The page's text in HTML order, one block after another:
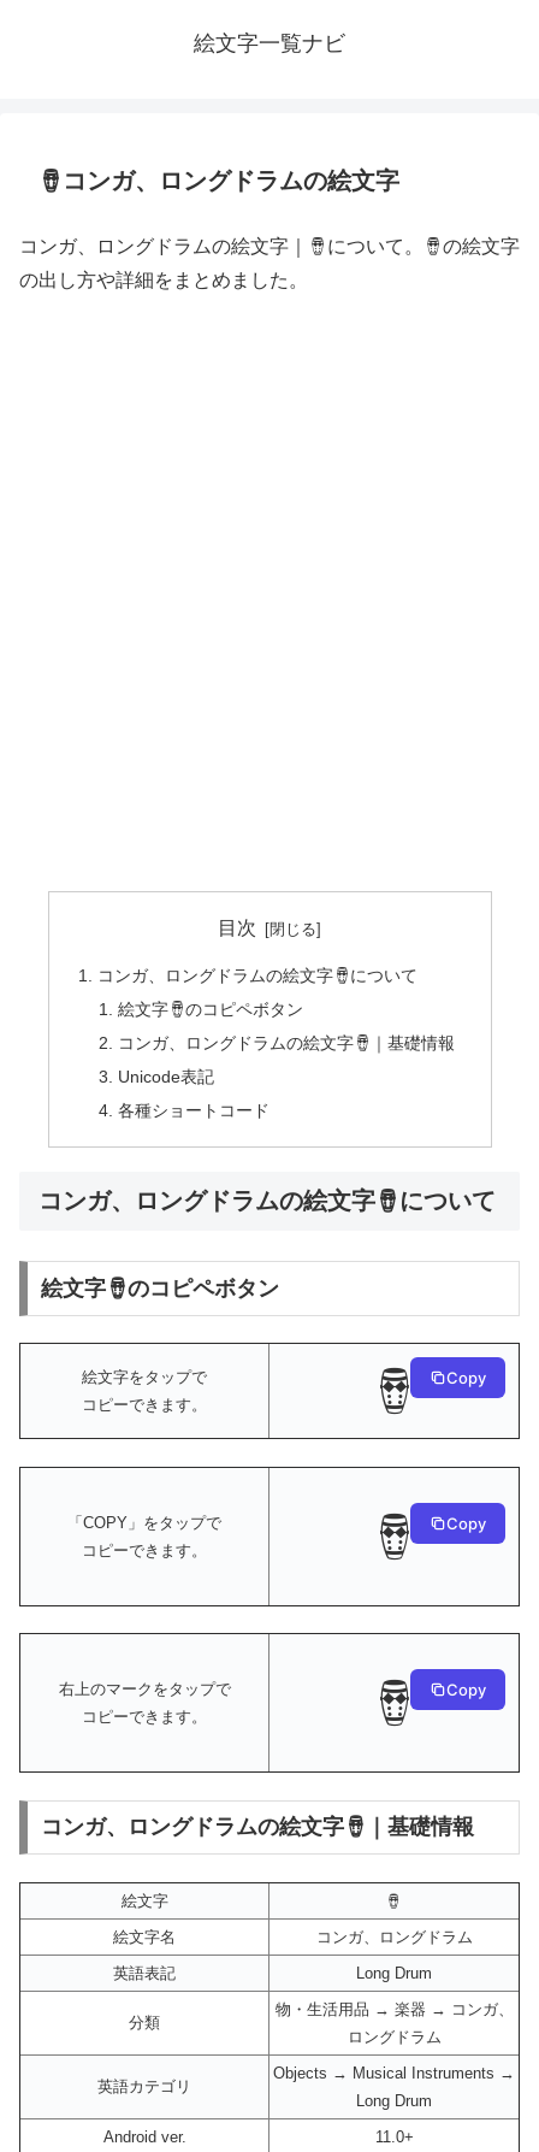
絵文字一覧ナビ
🪘コンガ、ロングドラムの絵文字
コンガ、ロングドラムの絵文字｜🪘について。🪘の絵文字
の出し方や詳細をまとめました。
目次
コンガ、ロングドラムの絵文字🪘について
絵文字🪘のコピペボタン
コンガ、ロングドラムの絵文字🪘｜基礎情報
Unicode表記
各種ショートコード
コンガ、ロングドラムの絵文字🪘について
絵文字🪘のコピペボタン
絵文字をタップで
コピーできます。
🪘 Copy
「COPY」をタップで
コピーできます。
🪘 Copy
右上のマークをタップで
コピーできます。
🪘 Copy
コンガ、ロングドラムの絵文字🪘｜基礎情報
絵文字
🪘
絵文字名
コンガ、ロングドラム
英語表記
Long Drum
分類
物・生活用品 → 楽器 → コンガ、
ロングドラム
英語カテゴリ
Objects → Musical Instruments →
Long Drum
Android ver.
11.0+